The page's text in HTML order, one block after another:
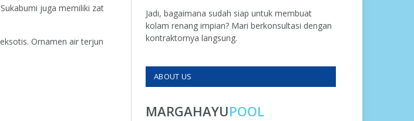
juga memiliki zat
Ornamen air terjun
Jadi, bagaimana sudah siap untuk membuat
kolam renang impian? Mari berkonsultasi dengan
kontraktornya langsung.
ABOUT US
MARGAHAYUPOOL